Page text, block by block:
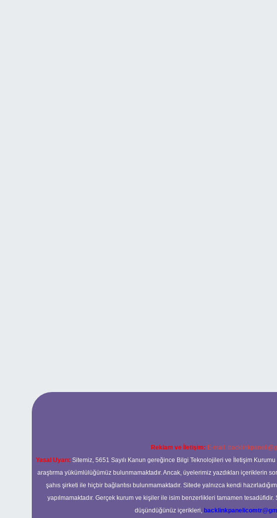
Reklam ve İletişim: E-mail:
Yasal Uyarı: Sitemiz, 5651 Sayılı Kanun gereğince Bilgi Teknolojileri ve İletişim
araştırma yükümlülüğümüz bulunmamaktadır. Ancak, üyelerimiz yazdıkları içeriklerin
şahıs şirketi ile hiçbir bağlantısı bulunmamaktadır. Sitede yalnızca kendi
yapılmamaktadır. Gerçek kurum ve kişiler ile isim benzerlikleri tamamen
düşündüğünüz içerikleri,